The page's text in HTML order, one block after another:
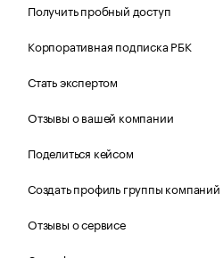
Получить пробный доступ
Корпоративная подписка РБК
Стать экспертом
Отзывы о вашей компании
Поделиться кейсом
Создать профиль группы компаний
Отзывы о сервисе